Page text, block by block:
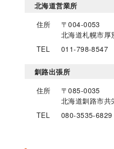
北海道営業所
住所
〒004-0053
北海道札幌市
TEL
011-798-8547
釧路出張所
住所
〒085-0035
北海道釧路市
TEL
080-3535-6829